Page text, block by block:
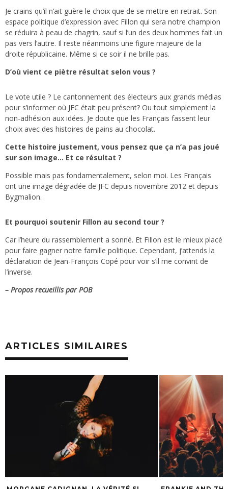
Je crains qu’il n’ait guère le choix que de se mettre en retrait. Son
espace politique d’expression avec Fillon qui sera notre champion
se réduira à peau de chagrin, sauf si l’un des deux hommes fait un
pas vers l’autre. Il reste néanmoins une figure majeure de la
droite républicaine. Même si ce soir il ne brille pas.
D’où vient ce piètre résultat selon vous ?
Le vote utile ? Le cantonnement des électeurs aux grands médias
pour s’informer où JFC était peu présent? Ou tout simplement la
non-adhésion aux idées. Je doute que les Français fassent leur
choix avec des histoires de pains au chocolat.
Cette histoire justement, vous pensez que ça n’a pas joué
sur son image… Et ce résultat ?
Possible mais pas fondamentalement, selon moi. Les Français
ont une image dégradée de JFC depuis novembre 2012 et depuis
Bygmalion.
Et pourquoi soutenir Fillon au second tour ?
Car l’heure du rassemblement a sonné. Et Fillon est le mieux placé
pour faire gagner notre famille politique. Cependant, j’attends la
déclaration de Jean-François Copé pour voir s’il me convint de
l’inverse.
– Propos recueillis par POB
ARTICLES SIMILAIRES